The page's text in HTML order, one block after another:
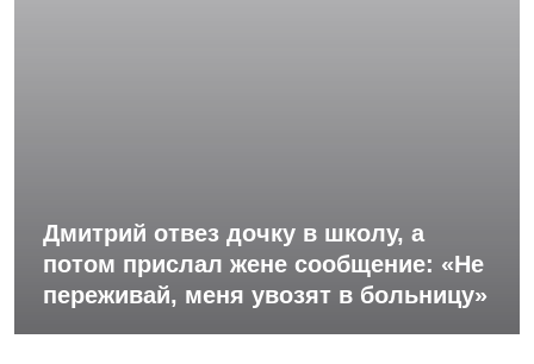
Дмитрий отвез дочку в школу, а
потом прислал жене сообщение: «Не
переживай, меня увозят в больницу»